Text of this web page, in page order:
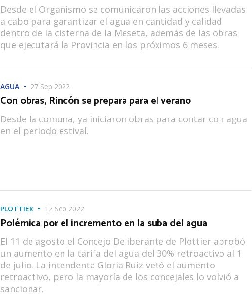
Desde el Organismo se comunicaron las acciones llevadas
a cabo para garantizar el agua en cantidad y calidad
dentro de la cisterna de la Meseta, además de las obras
que ejecutará la Provincia en los próximos 6 meses.
AGUA 27 Sep 2022
Con obras, Rincón se prepara para el verano
Desde la comuna, ya iniciaron obras para contar con agua
en el periodo estival.
PLOTTIER 12 Sep 2022
Polémica por el incremento en la suba del agua
El 11 de agosto el Concejo Deliberante de Plottier aprobó
un aumento en la tarifa del agua del 30% retroactivo al 1
de julio. La intendenta Gloria Ruiz vetó el aumento
retroactivo, pero la mayoría de los concejales lo volvió a
sancionar.